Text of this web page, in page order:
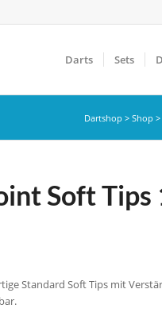
Darts Sets
Dartshop > Shop >
Soft
Standard Soft Tips mit